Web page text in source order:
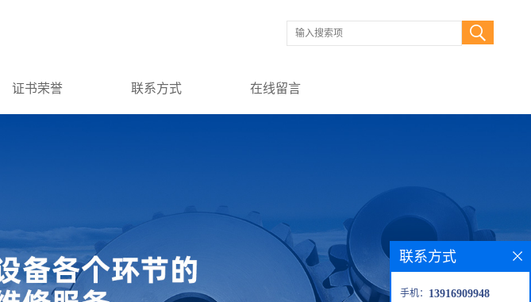
证书荣誉 联系方式 在线留言
联系方式
手机： 13916909948